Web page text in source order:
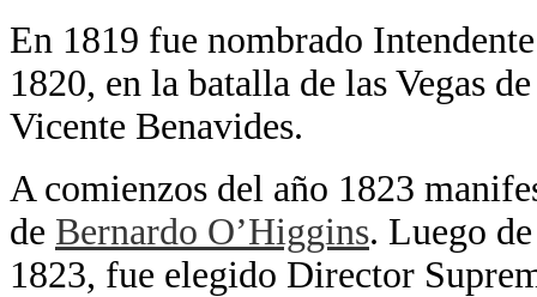
En 1819 fue nombrado
1820, en la batalla de las Vegas
Vicente Benavides.
A comienzos del año 1823
de Bernardo O’Higgins. Luego
1823, fue elegido Director